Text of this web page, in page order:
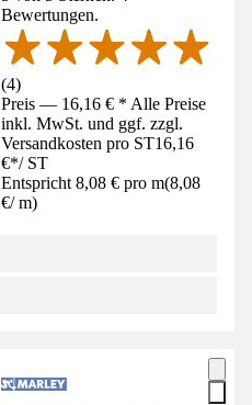
Bewertungen.
(4)
Preis — 16,16 € * Alle Preise
inkl. MwSt. und ggf. zzgl.
Versandkosten pro ST16,16
€*/ ST
Entspricht 8,08 € pro m(8,08
€/ m)